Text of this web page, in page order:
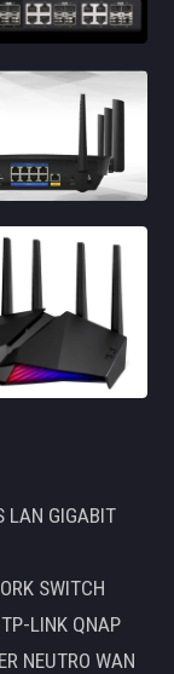
LAN GIGABIT
SWITCH
LINK QNAP
NEUTRO WAN